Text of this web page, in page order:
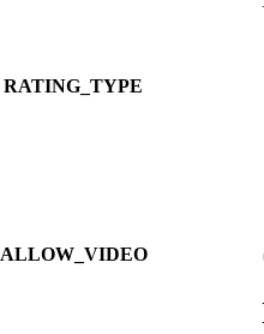
RATING_TYPE
ALLOW_VIDEO